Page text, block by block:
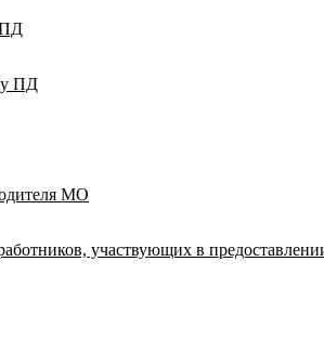
ПД
ПД
МО
участвующих в